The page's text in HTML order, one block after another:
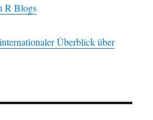
R Blogs
Überblick über